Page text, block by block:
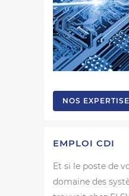
NOS
EMPLOI CDI
Et si le poste de
domaine des